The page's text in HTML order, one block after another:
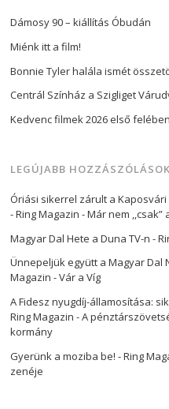
Dámosy 90 – kiállítás Óbudán
Miénk itt a film!
Bonnie Tyler halála ismét
Centrál Színház a Szigliget
Kedvenc filmek 2026 első felében
LEGÚJABB HOZZÁSZÓLÁSOK
Óriási sikerrel zárult a
- Ring Magazin -Már nem
Magyar Dal Hete a Duna TV-n -
Ünnepeljük együtt a Magyar Dal
Magazin -Vár a Víg
A Fidesz nyugdíj-államosítása:
Ring Magazin -A
kormány
Gyerünk a moziba be! - Ring
zenéje